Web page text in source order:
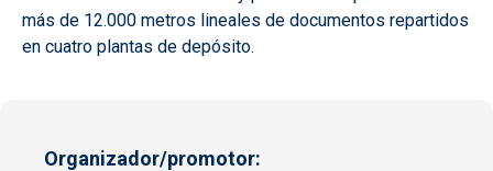
más de 12.000 metros lineales de documentos repartidos
en cuatro plantas de depósito.
Organizador/promotor